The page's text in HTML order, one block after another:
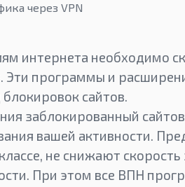
через VPN
интернета необходимо
программы и
сайтов.
заблокированный
вашей активности.
не снижают
При этом все ВПН